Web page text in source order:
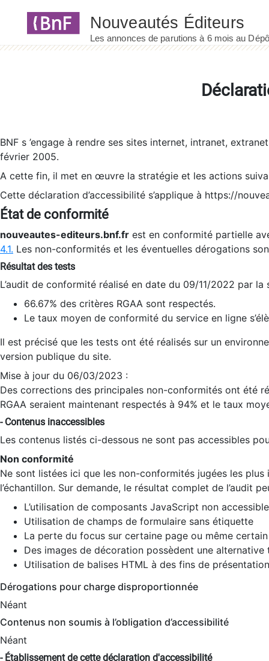
BNF s ’engage à rendre ses sites internet, intranet,
février 2005.
A cette fin, il met en œuvre la stratégie et les actions
Cette déclaration d’accessibilité s’applique à https://
État de conformité
nouveautes-editeurs.bnf.fr est en conformité partielle
4.1. Les non-conformités et les éventuelles dérogations
Résultat des tests
L’audit de conformité réalisé en date du 09/11/2022 par
66.67% des critères RGAA sont respectés.
Le taux moyen de conformité du service en ligne
Il est précisé que les tests ont été réalisés sur un
version publique du site.
Mise à jour du 06/03/2023 :
Des corrections des principales non-conformités ont été
RGAA seraient maintenant respectés à 94% et le taux
- Contenus inaccessibles
Les contenus listés ci-dessous ne sont pas accessibles
Non conformité
Ne sont listées ici que les non-conformités jugées les
l’échantillon. Sur demande, le résultat complet de l’audit
L’utilisation de composants JavaScript non
Utilisation de champs de formulaire sans étiquette
La perte du focus sur certaine page ou même
Des images de décoration possèdent une alternative
Utilisation de balises HTML à des fins de
Dérogations pour charge disproportionnée
Néant
Contenus non soumis à l’obligation d’accessibilité
Néant
- Établissement de cette déclaration d'accessibilité